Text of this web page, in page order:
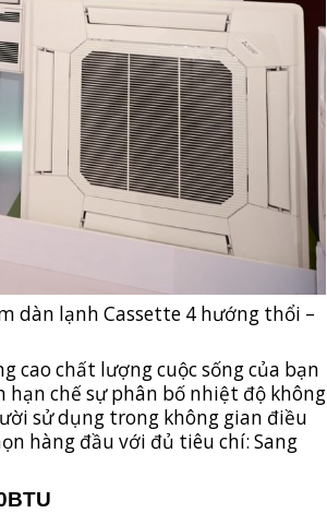
dàn lạnh Cassette 4 hướng thổi –
cao chất lượng cuộc sống của bạn
hạn chế sự phân bố nhiệt độ không
sử dụng trong không gian điều
hàng đầu với đủ tiêu chí: Sang